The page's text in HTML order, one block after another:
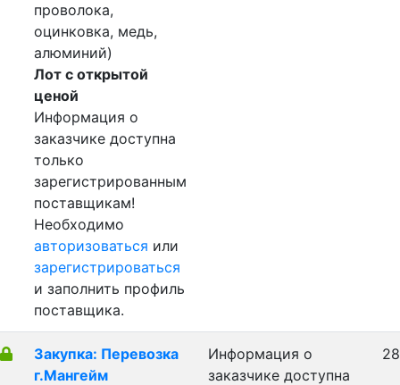
проволока,
оцинковка, медь,
алюминий)
Лот с открытой
ценой
Информация о
заказчике доступна
только
зарегистрированным
поставщикам!
Необходимо
авторизоваться или
зарегистрироваться
и заполнить профиль
поставщика.
Закупка: Перевозка
г.Мангейм
Информация о
заказчике доступна